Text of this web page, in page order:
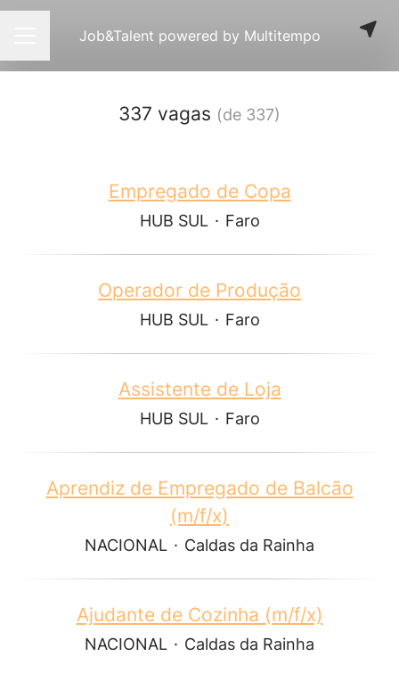
Menu de carreiras
Job&Talent powered by Multitempo
337 vagas (de 337)
Empregado de Copa
HUB SUL · Faro
Operador de Produção
HUB SUL · Faro
Assistente de Loja
HUB SUL · Faro
Aprendiz de Empregado de Balcão
(m/f/x)
NACIONAL · Caldas da Rainha
Ajudante de Cozinha (m/f/x)
NACIONAL · Caldas da Rainha